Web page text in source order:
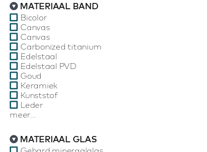
MATERIAAL BAND
Bicolor
Canvas
Canvas
Carbonized titanium
Edelstaal
Edelstaal PVD
Goud
Keramiek
Kunststof
Leder
meer...
MATERIAAL GLAS